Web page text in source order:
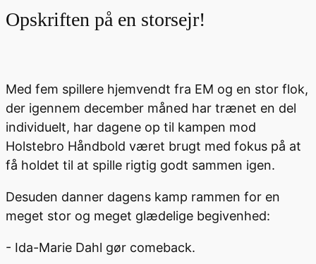
Opskriften på en storsejr!
Med fem spillere hjemvendt fra EM og en stor flok,
der igennem december måned har trænet en del
individuelt, har dagene op til kampen mod
Holstebro Håndbold været brugt med fokus på at
få holdet til at spille rigtig godt sammen igen.
Desuden danner dagens kamp rammen for en
meget stor og meget glædelige begivenhed:
- Ida-Marie Dahl gør comeback.